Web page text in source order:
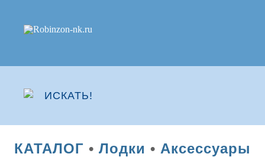
КАТАЛОГ • Лодки • Аксессуары